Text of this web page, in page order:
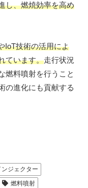
し、燃焼効率を高め
IoT技術の活用によ
ています。走行状況
燃料噴射を行うこと
の進化にも貢献する
ンジェクター
燃料噴射